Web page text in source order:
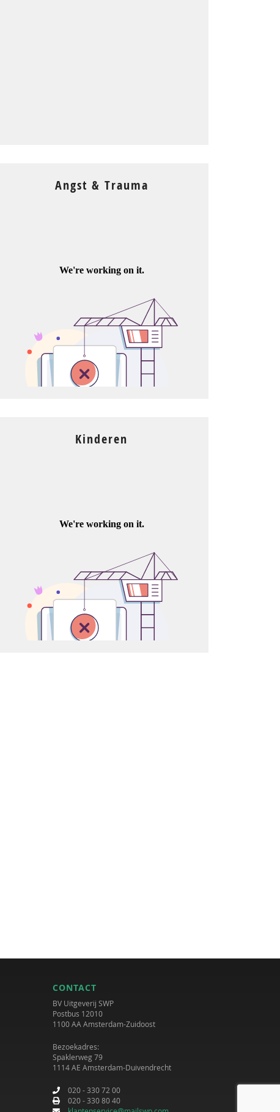
Angst & Trauma
Kinderen
CONTACT
BV Uitgeverij SWP
Postbus 12010
1100 AA Amsterdam-Zuidoost
Bezoekadres:
Spaklerweg 79
1114 AE Amsterdam-Duivendrecht
020 - 330 72 00
020 - 330 80 40